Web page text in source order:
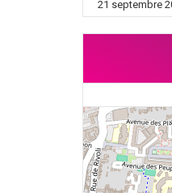
21 septembre